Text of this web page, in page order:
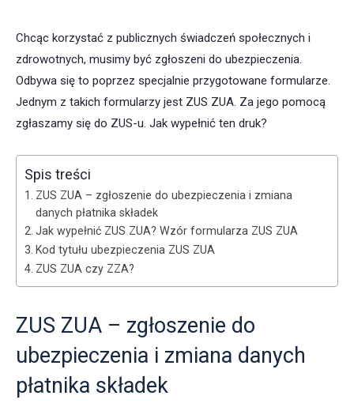
Chcąc korzystać z publicznych świadczeń społecznych i
zdrowotnych, musimy być zgłoszeni do ubezpieczenia.
Odbywa się to poprzez specjalnie przygotowane formularze.
Jednym z takich formularzy jest ZUS ZUA. Za jego pomocą
zgłaszamy się do ZUS-u. Jak wypełnić ten druk?
Spis treści
ZUS ZUA – zgłoszenie do ubezpieczenia i zmiana
danych płatnika składek
Jak wypełnić ZUS ZUA? Wzór formularza ZUS ZUA
Kod tytułu ubezpieczenia ZUS ZUA
ZUS ZUA czy ZZA?
ZUS ZUA – zgłoszenie do
ubezpieczenia i zmiana danych
płatnika składek